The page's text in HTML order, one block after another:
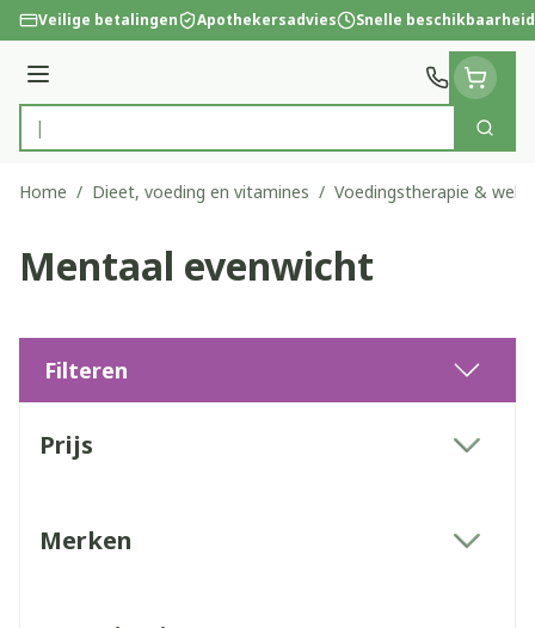
Ga naar de inhoud
Veilige betalingen Apothekersadvies Snelle beschikbaarheid
Menu
Product, merk, categorie...
Zoek
Home / Dieet, voeding en vitamines / Voedingstherapie &
Mentaal evenwicht
Filteren
Prijs
Merken